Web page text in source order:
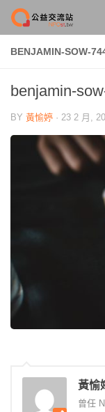
Skip to content
BENJAMIN-SOW-
benjamin-
BY 黃愉婷 · 23 2 月,
黃愉
曾任